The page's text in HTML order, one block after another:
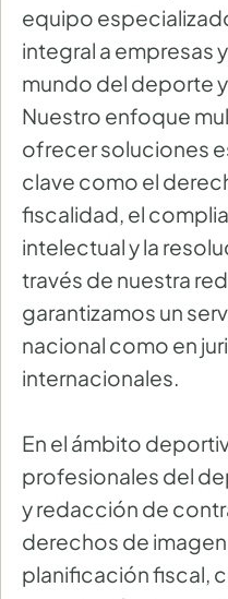
equipo
integral a empresas
mundo del deporte
Nuestro enfoque
ofrecer soluciones
clave como el
fiscalidad, el
intelectual y la
través de nuestra
garantizamos un
nacional como en
internacionales.
En el ámbito
profesionales del
y redacción de
derechos de
planificación fiscal,